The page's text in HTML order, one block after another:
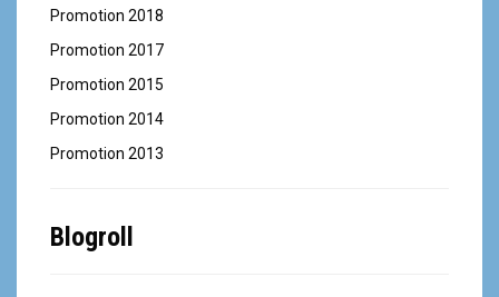
Promotion 2018
Promotion 2017
Promotion 2015
Promotion 2014
Promotion 2013
Blogroll